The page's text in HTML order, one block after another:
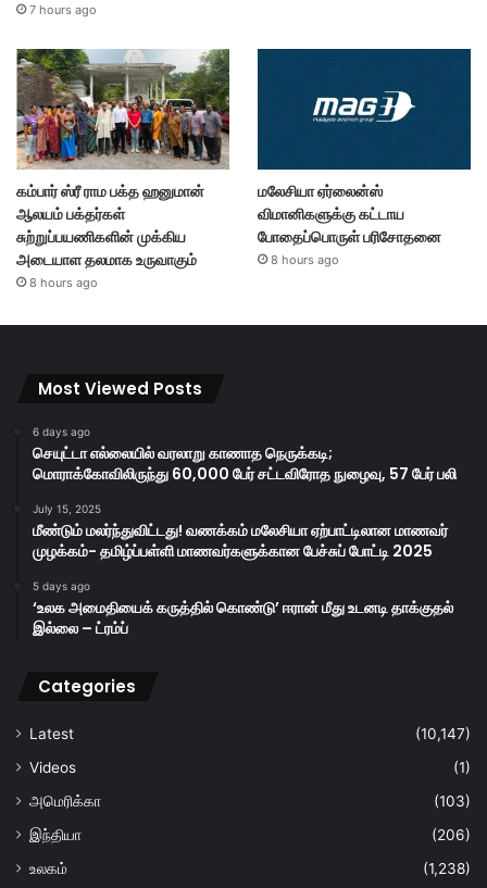
7 hours ago
கம்பார் ஸ்ரீ ராம பக்த ஹனுமான்
ஆலயம் பக்தர்கள்
சுற்றுப்பயணிகளின் முக்கிய
அடையாள தலமாக உருவாகும்
8 hours ago
மலேசியா ஏர்லைன்ஸ்
விமானிகளுக்கு கட்டாய
போதைப்பொருள் பரிசோதனை
8 hours ago
Most Viewed Posts
6 days ago
செயுட்டா எல்லையில் வரலாறு காணாத நெருக்கடி;
மொராக்கோவிலிருந்து 60,000 பேர் சட்டவிரோத நுழைவு, 57 பேர் பலி
July 15, 2025
மீண்டும் மலர்ந்துவிட்டது! வணக்கம் மலேசியா ஏற்பாட்டிலான மாணவர்
முழக்கம்- தமிழ்ப்பள்ளி மாணவர்களுக்கான பேச்சுப் போட்டி 2025
5 days ago
‘உலக அமைதியைக் கருத்தில் கொண்டு’ ஈரான் மீது உடனடி தாக்குதல்
இல்லை – ட்ரம்ப்
Categories
Latest
(10,147)
Videos
(1)
அமெரிக்கா
(103)
இந்தியா
(206)
உலகம்
(1,238)